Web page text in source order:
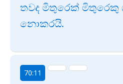
තවද මිතුරෙක් මිතුරෙකු
නොකරයි.
70:11